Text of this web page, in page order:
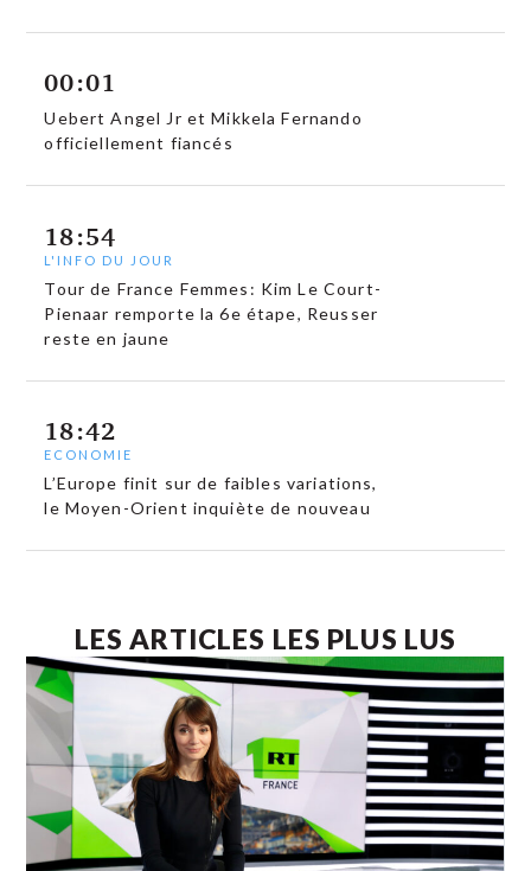
00:01
Uebert Angel Jr et Mikkela Fernando
officiellement fiancés
18:54
L'INFO DU JOUR
Tour de France Femmes: Kim Le Court-
Pienaar remporte la 6e étape, Reusser
reste en jaune
18:42
ECONOMIE
L’Europe finit sur de faibles variations,
le Moyen-Orient inquiète de nouveau
LES ARTICLES LES PLUS LUS